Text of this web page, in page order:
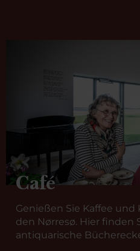
Café
Genießen Sie Kaffee
den Nørresø. Hier finden
antiquarische